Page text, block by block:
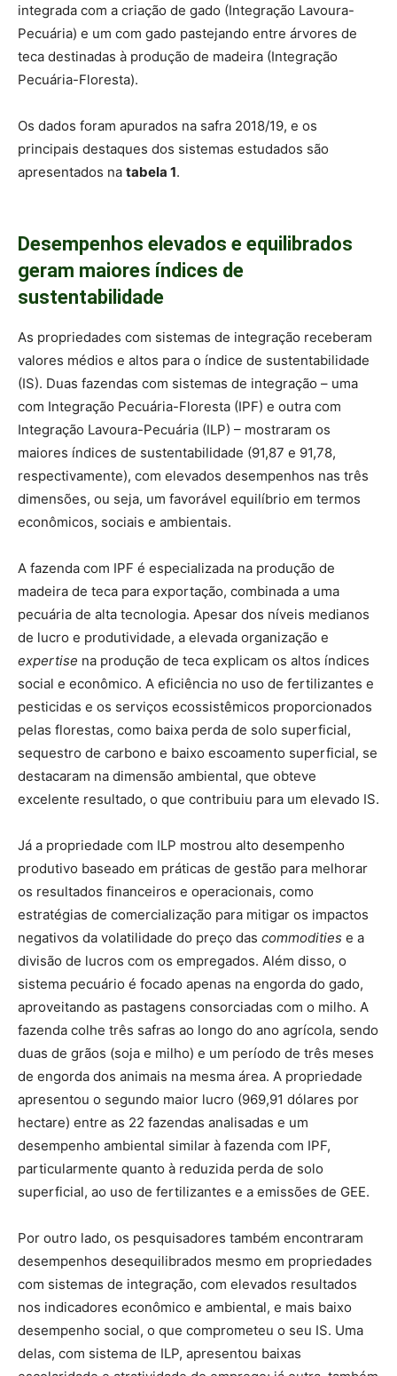
integrada com a criação de gado (Integração Lavoura-
Pecuária) e um com gado pastejando entre árvores de
teca destinadas à produção de madeira (Integração
Pecuária-Floresta).
Os dados foram apurados na safra 2018/19, e os
principais destaques dos sistemas estudados são
apresentados na tabela 1.
Desempenhos elevados e equilibrados
geram maiores índices de
sustentabilidade
As propriedades com sistemas de integração receberam
valores médios e altos para o índice de sustentabilidade
(IS). Duas fazendas com sistemas de integração – uma
com Integração Pecuária-Floresta (IPF) e outra com
Integração Lavoura-Pecuária (ILP) – mostraram os
maiores índices de sustentabilidade (91,87 e 91,78,
respectivamente), com elevados desempenhos nas três
dimensões, ou seja, um favorável equilíbrio em termos
econômicos, sociais e ambientais.
A fazenda com IPF é especializada na produção de
madeira de teca para exportação, combinada a uma
pecuária de alta tecnologia. Apesar dos níveis medianos
de lucro e produtividade, a elevada organização e
expertise na produção de teca explicam os altos índices
social e econômico. A eficiência no uso de fertilizantes e
pesticidas e os serviços ecossistêmicos proporcionados
pelas florestas, como baixa perda de solo superficial,
sequestro de carbono e baixo escoamento superficial, se
destacaram na dimensão ambiental, que obteve
excelente resultado, o que contribuiu para um elevado IS.
Já a propriedade com ILP mostrou alto desempenho
produtivo baseado em práticas de gestão para melhorar
os resultados financeiros e operacionais, como
estratégias de comercialização para mitigar os impactos
negativos da volatilidade do preço das commodities e a
divisão de lucros com os empregados. Além disso, o
sistema pecuário é focado apenas na engorda do gado,
aproveitando as pastagens consorciadas com o milho. A
fazenda colhe três safras ao longo do ano agrícola, sendo
duas de grãos (soja e milho) e um período de três meses
de engorda dos animais na mesma área. A propriedade
apresentou o segundo maior lucro (969,91 dólares por
hectare) entre as 22 fazendas analisadas e um
desempenho ambiental similar à fazenda com IPF,
particularmente quanto à reduzida perda de solo
superficial, ao uso de fertilizantes e a emissões de GEE.
Por outro lado, os pesquisadores também encontraram
desempenhos desequilibrados mesmo em propriedades
com sistemas de integração, com elevados resultados
nos indicadores econômico e ambiental, e mais baixo
desempenho social, o que comprometeu o seu IS. Uma
delas, com sistema de ILP, apresentou baixas